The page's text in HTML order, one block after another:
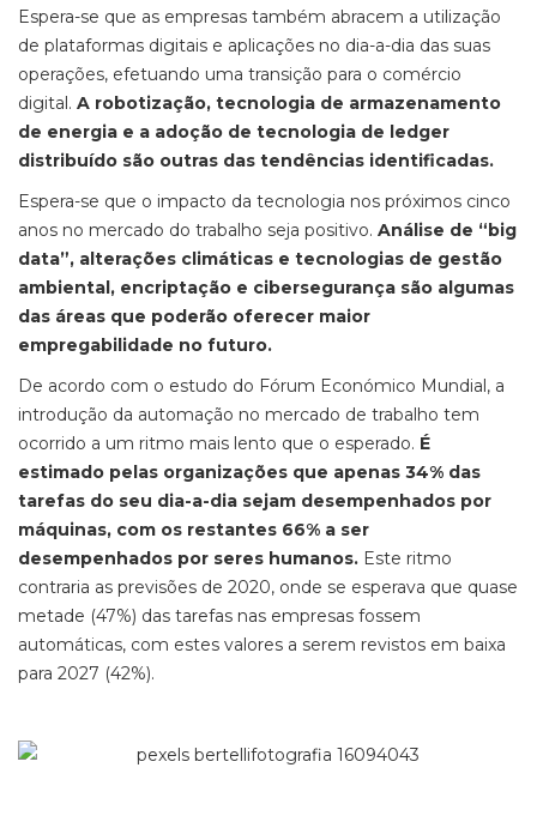
Espera-se que as empresas também abracem a utilização
de plataformas digitais e aplicações no dia-a-dia das suas
operações, efetuando uma transição para o comércio
digital. A robotização, tecnologia de armazenamento
de energia e a adoção de tecnologia de ledger
distribuído são outras das tendências identificadas.
Espera-se que o impacto da tecnologia nos próximos cinco
anos no mercado do trabalho seja positivo. Análise de “big
data”, alterações climáticas e tecnologias de gestão
ambiental, encriptação e cibersegurança são algumas
das áreas que poderão oferecer maior
empregabilidade no futuro.
De acordo com o estudo do Fórum Económico Mundial, a
introdução da automação no mercado de trabalho tem
ocorrido a um ritmo mais lento que o esperado. É
estimado pelas organizações que apenas 34% das
tarefas do seu dia-a-dia sejam desempenhados por
máquinas, com os restantes 66% a ser
desempenhados por seres humanos. Este ritmo
contraria as previsões de 2020, onde se esperava que quase
metade (47%) das tarefas nas empresas fossem
automáticas, com estes valores a serem revistos em baixa
para 2027 (42%).